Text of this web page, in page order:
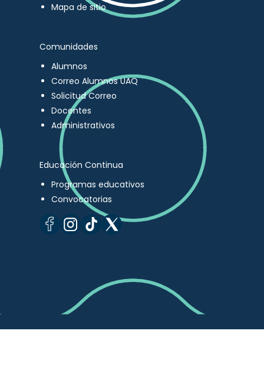
Mapa de sitio
Comunidades
Alumnos
Correo Alumnos UAQ
Solicitud Correo
Docentes
Administrativos
Educación Continua
Programas educativos
Convocatorias